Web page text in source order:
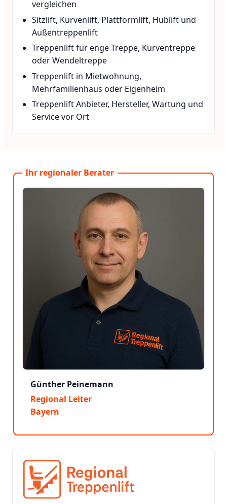
vergleichen
Sitzlift, Kurvenlift, Plattformlift, Hublift und
Außentreppenlift
Treppenlift für enge Treppe, Kurventreppe
oder Wendeltreppe
Treppenlift in Mietwohnung,
Mehrfamilienhaus oder Eigenheim
Treppenlift Anbieter, Hersteller, Wartung und
Service vor Ort
Ihr regionaler Berater
Günther Peinemann
Regional Leiter
Bayern